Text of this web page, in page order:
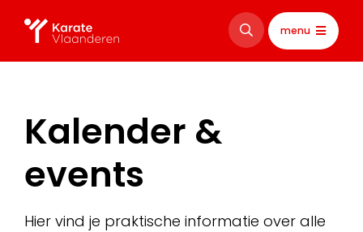
menu
Kalender &
events
Hier vind je praktische informatie over alle